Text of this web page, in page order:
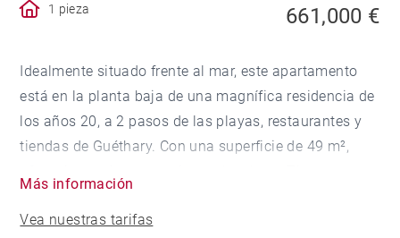
1 pieza 661,000 €
Idealmente situado frente al mar, este apartamento
está en la planta baja de una magnífica residencia de
los años 20, a 2 pasos de las playas, restaurantes y
tiendas de Guéthary. Con una superficie de 49 m²,
Más información
Vea nuestras tarifas